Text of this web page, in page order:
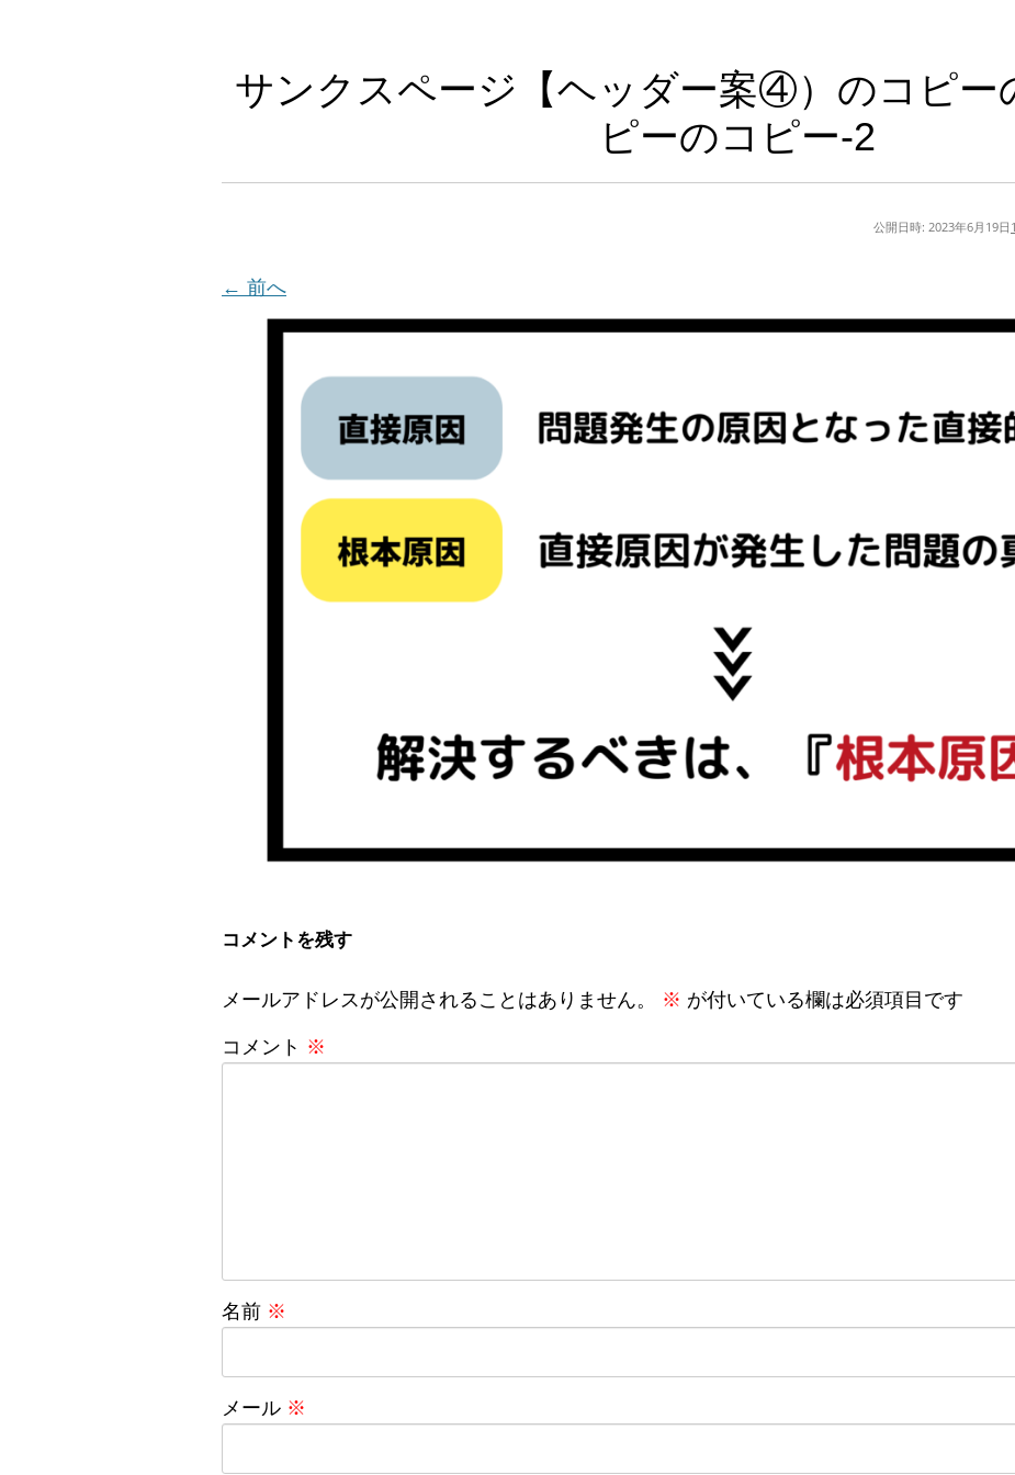
サンクスページ【ヘッダー案④）のコピー
ピーのコピー-2
公開日時: 2023年6月19日
← 前へ
コメントを残す
メールアドレスが公開されることはありません。 ※ が付いている欄は必須項目です
コメント ※
名前 ※
メール ※